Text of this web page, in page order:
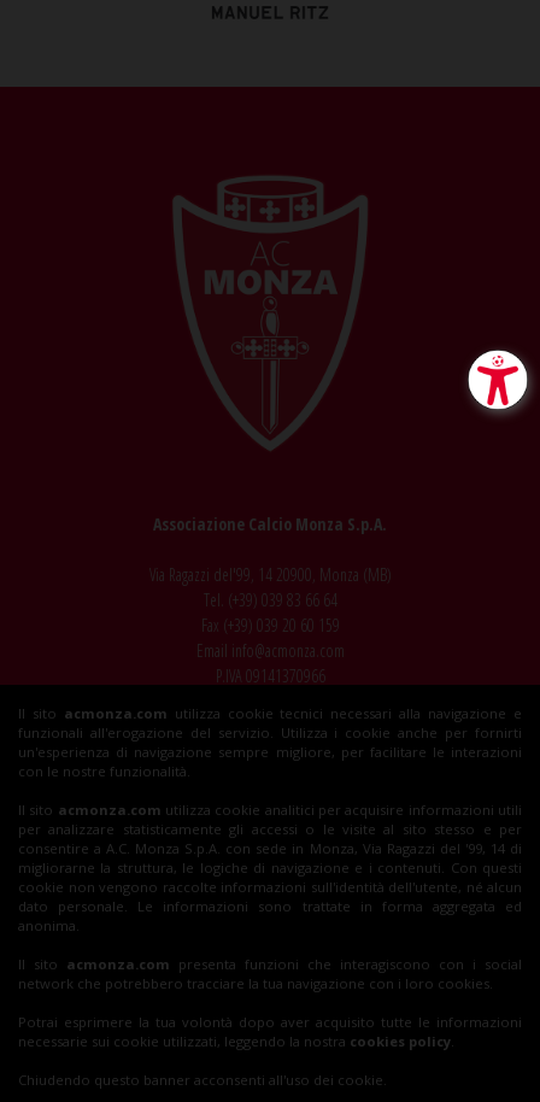
Associazione Calcio Monza S.p.A.
Via Ragazzi del'99, 14 20900, Monza (MB)
Tel. (+39) 039 83 66 64
Fax (+39) 039 20 60 159
Email info@acmonza.com
P.IVA 09141370966
© 2026 AC Monza
All rights reserved
Insieme al Monza
Biglietti
Il sito acmonza.com utilizza cookie tecnici necessari alla navigazione e
funzionali all'erogazione del servizio. Utilizza i cookie anche per fornirti
un'esperienza di navigazione sempre migliore, per facilitare le interazioni
con le nostre funzionalità.
Il sito acmonza.com utilizza cookie analitici per acquisire informazioni utili
per analizzare statisticamente gli accessi o le visite al sito stesso e per
consentire a A.C. Monza S.p.A. con sede in Monza, Via Ragazzi del '99, 14 di
migliorarne la struttura, le logiche di navigazione e i contenuti. Con questi
cookie non vengono raccolte informazioni sull'identità dell'utente, né alcun
dato personale. Le informazioni sono trattate in forma aggregata ed
anonima.
Il sito acmonza.com presenta funzioni che interagiscono con i social
network che potrebbero tracciare la tua navigazione con i loro cookies.
Potrai esprimere la tua volontà dopo aver acquisito tutte le informazioni
necessarie sui cookie utilizzati, leggendo la nostra cookies policy.
Chiudendo questo banner acconsenti all'uso dei cookie.